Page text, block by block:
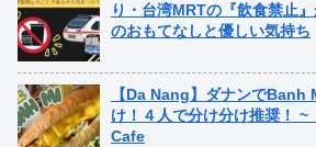
り・台湾MRTの『飲食禁止
のおもてなしと優しい気持ち
【Da Nang】ダナンでBanh
け！４人で分け分け推奨！
Cafe